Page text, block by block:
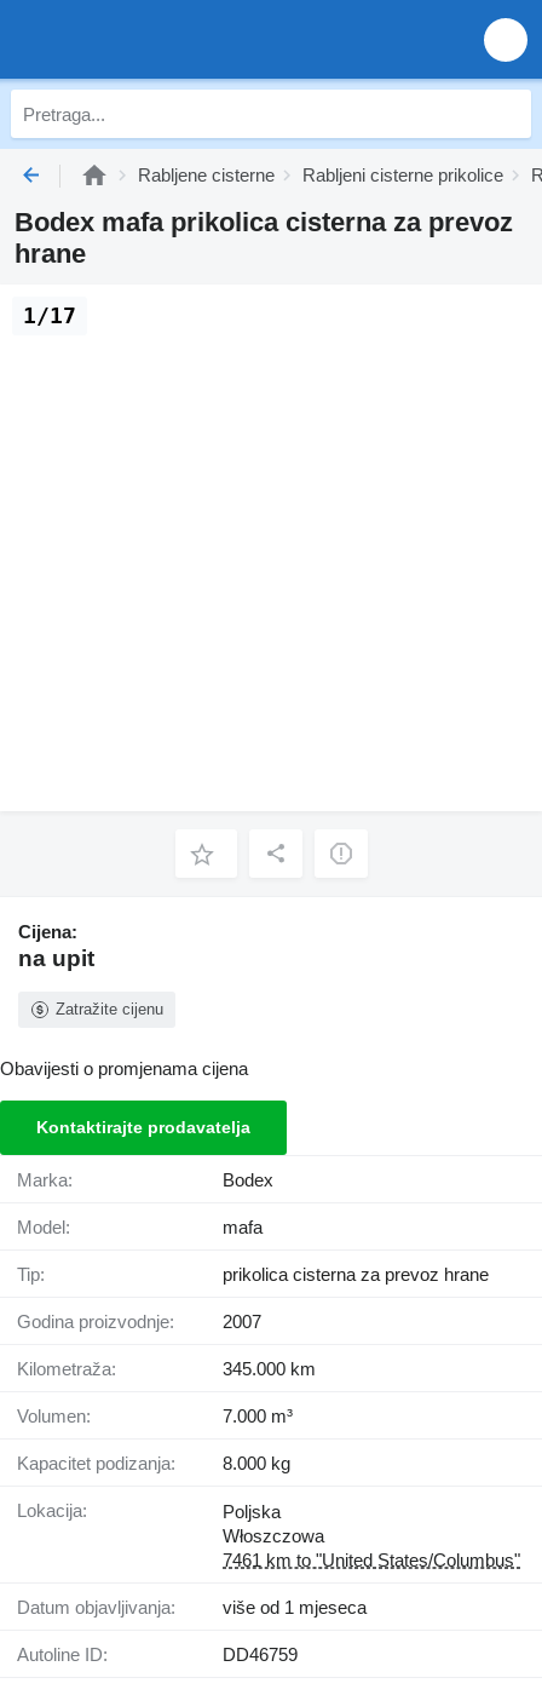
Rabljene cisterne Rabljeni cisterne prikolice
Bodex mafa prikolica cisterna za prevoz
hrane
1/17
Cijena:
na upit
Zatražite cijenu
Obavijesti o promjenama cijena
Kontaktirajte prodavatelja
Marka: Bodex
Model: mafa
Tip: prikolica cisterna za prevoz hrane
Godina proizvodnje: 2007
Kilometraža: 345.000 km
Volumen: 7.000 m³
Kapacitet podizanja: 8.000 kg
Lokacija:
Poljska
Włoszczowa
7461 km to "United States/Columbus"
Datum objavljivanja: više od 1 mjeseca
Autoline ID: DD46759